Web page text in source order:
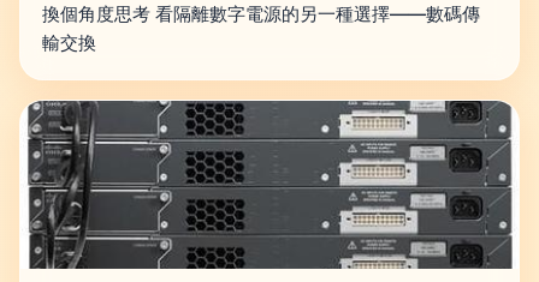
換個角度思考 看隔離數字電源的另一種選擇——數碼傳
輸交換